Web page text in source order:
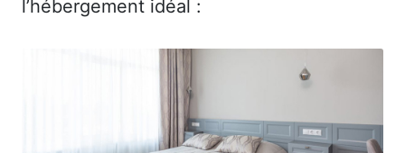
l’hébergement idéal :